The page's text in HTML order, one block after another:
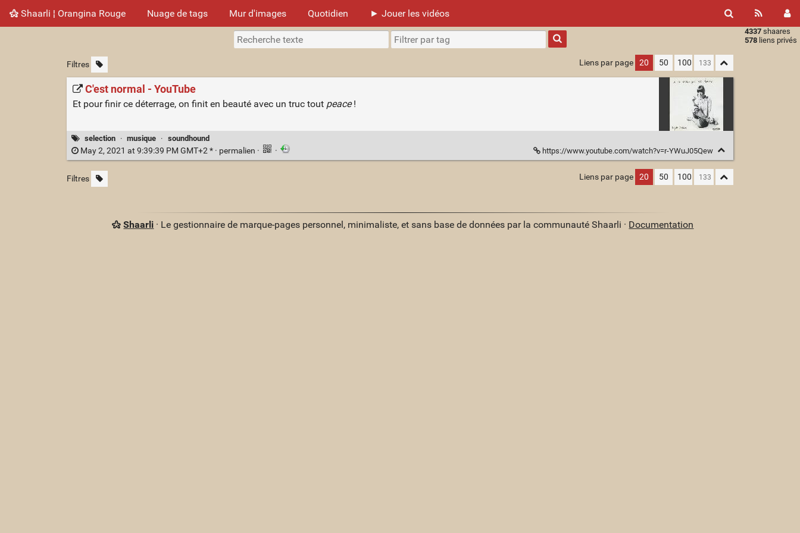
Shaarli ¦ Orangina Rouge Nuage de tags Mur d'images Quotidien ► Jouer les vidéos
4337 shaares
578 liens privés
Type 1 or
more
characters
results.
Filtres Liens par page 20 50 100
C'est normal - YouTube
Et pour finir ce déterrage, on finit en beauté avec un truc tout peace!
selection · musique · soundhound
May 2, 2021 at 9:39:39 PM GMT+2 * · permalien · · https://www.youtube.com/watch?v=r-YWuJ05Qew
Filtres Liens par page 20 50 100
Shaarli · Le gestionnaire de marque-pages personnel, minimaliste, et sans base de données par la communauté Shaarli · Documentation